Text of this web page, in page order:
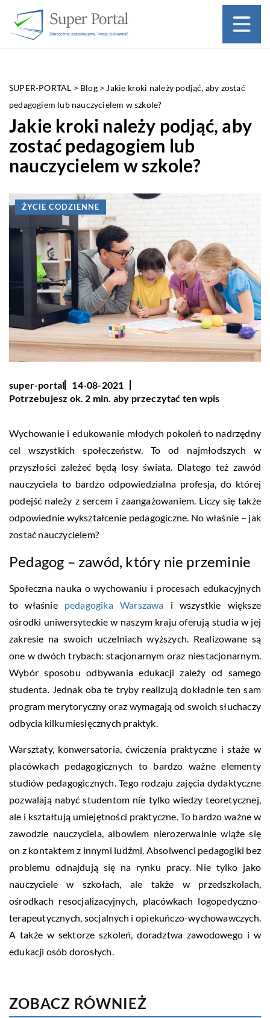
SUPER-PORTAL > Blog> Jakie kroki należy podjąć, aby zostać
pedagogiem lub nauczycielem w szkole?
Jakie kroki należy podjąć, aby
zostać pedagogiem lub
nauczycielem w szkole?
ŻYCIE CODZIENNE
super-portal
14-08-2021
Potrzebujesz ok. 2 min. aby przeczytać ten wpis
Wychowanie i edukowanie młodych pokoleń to nadrzędny
cel wszystkich społeczeństw. To od najmłodszych w
przyszłości zależeć będą losy świata. Dlatego też zawód
nauczyciela to bardzo odpowiedzialna profesja, do której
podejść należy z sercem i zaangażowaniem. Liczy się także
odpowiednie wykształcenie pedagogiczne. No właśnie – jak
zostać nauczycielem?
Pedagog – zawód, który nie przeminie
Społeczna nauka o wychowaniu i procesach edukacyjnych
to właśnie pedagogika Warszawa i wszystkie większe
ośrodki uniwersyteckie w naszym kraju oferują studia w jej
zakresie na swoich uczelniach wyższych. Realizowane są
one w dwóch trybach: stacjonarnym oraz niestacjonarnym.
Wybór sposobu odbywania edukacji zależy od samego
studenta. Jednak oba te tryby realizują dokładnie ten sam
program merytoryczny oraz wymagają od swoich słuchaczy
odbycia kilkumiesięcznych praktyk.
Warsztaty, konwersatoria, ćwiczenia praktyczne i staże w
placówkach pedagogicznych to bardzo ważne elementy
studiów pedagogicznych. Tego rodzaju zajęcia dydaktyczne
pozwalają nabyć studentom nie tylko wiedzy teoretycznej,
ale i kształtują umiejętności praktyczne. To bardzo ważne w
zawodzie nauczyciela, albowiem nierozerwalnie wiąże się
on z kontaktem z innymi ludźmi. Absolwenci pedagogiki bez
problemu odnajdują się na rynku pracy. Nie tylko jako
nauczyciele w szkołach, ale także w przedszkolach,
ośrodkach resocjalizacyjnych, placówkach logopedyczno-
terapeutycznych, socjalnych i opiekuńczo-wychowawczych.
A także w sektorze szkoleń, doradztwa zawodowego i w
edukacji osób dorosłych.
ZOBACZ RÓWNIEŻ